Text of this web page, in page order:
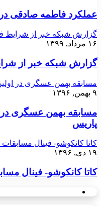
عملکرد فاطمه صادقی در
گزارش شبکه خبر از شرایط
۱۶ مرداد, ۱۳۹۹
گزارش شبکه خبر از
مسابقه بهمن عسگری در اولین
۹ بهمن, ۱۳۹۶
پاریس
کاتا کانکوشو- فینال مسابقات
۱۹ دی, ۱۳۹۶
کاتا کانکوشو- فینال